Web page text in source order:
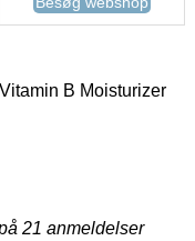
B Moisturizer
21 anmeldelser